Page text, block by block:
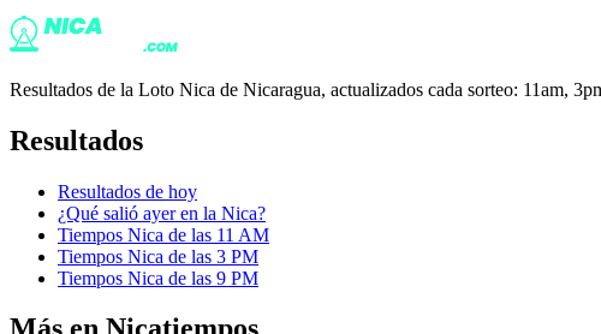
Resultados de la Loto Nica de Nicaragua, actualizados cada sorteo: 11am,
Resultados
Resultados de hoy
¿Qué salió ayer en la Nica?
Tiempos Nica de las 11 AM
Tiempos Nica de las 3 PM
Tiempos Nica de las 9 PM